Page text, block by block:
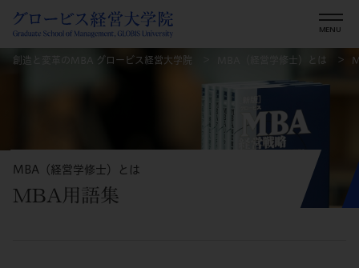
創造と変革のMBA グロービス経営大学院 MBA（経営学修士）とは
MBA（経営学修士）とは
MBA用語集